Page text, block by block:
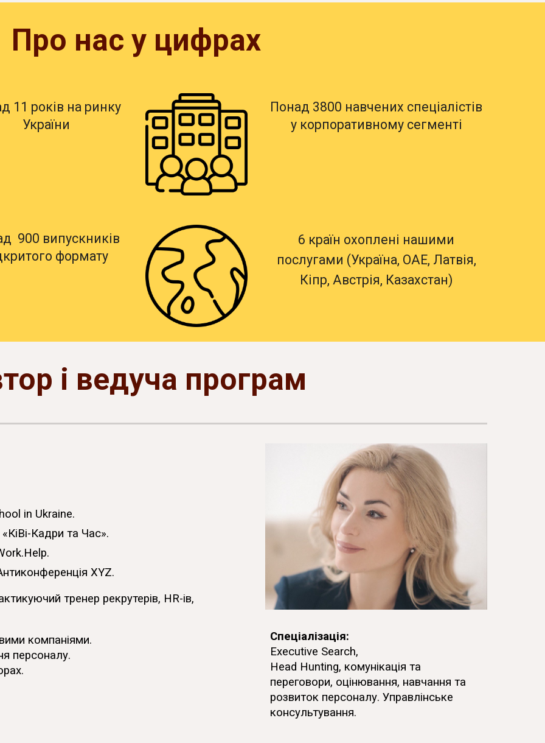
Про нас у цифрах
11 років на ринку
України
Понад 3800 навчених спеціалістів
у корпоративному сегменті
900 випускників
формату
6 країн охоплені нашими
послугами (Україна, ОАЕ, Латвія,
Кіпр, Австрія, Казахстан)
і ведуча програм
in Ukraine.
«КіВі-Кадри та Час».
.
XYZ.
тренер рекрутерів, HR-ів,
компаніями.
персоналу.
Спеціалізація:
Executive Search,
Head Hunting, комунікація та
переговори, оцінювання, навчання та
розвиток персоналу. Управлінське
консультування.